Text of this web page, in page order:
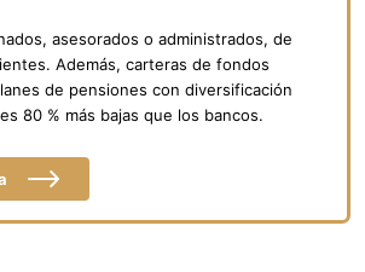
asesorados o administrados, de
Además, carteras de fondos
de pensiones con diversificación
80 % más bajas que los bancos.